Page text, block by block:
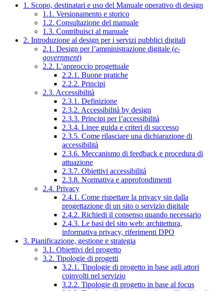
1. Scopo, destinatari e uso del Manuale operativo di design
1.1. Versionamento e storico
1.2. Consultazione del manuale
1.3. Contribuisci al manuale
2. Introduzione al design per i servizi pubblici digitali
2.1. Design per l’amministrazione digitale (e-
government)
2.2. L’approccio progettuale
2.2.1. Buone pratiche
2.2.2. Principi
2.3. Accessibilità
2.3.1. Definizione
2.3.2. Accessibilità by design
2.3.3. Principi per l’accessibilità
2.3.4. Linee guida e criteri di successo
2.3.5. Come rilasciare una dichiarazione di
accessibilità
2.3.6. Meccanismo di feedback e procedura di
attuazione
2.3.7. Obiettivi accessibilità
2.3.8. Normativa e approfondimenti
2.4. Privacy
2.4.1. Come rispettare la privacy sin dalla
progettazione di un sito o servizio digitale
2.4.2. Richiedi il consenso quando necessario
2.4.3. Le basi del sito web: architettura,
informativa privacy, riferimenti DPO
3. Pianificazione, gestione e strategia
3.1. Obiettivi del progetto
3.2. Tipologie di progetti
3.2.1. Tipologie di progetto in base agli attori
coinvolti nel servizio
3.2.2. Tipologie di progetto in base al focus